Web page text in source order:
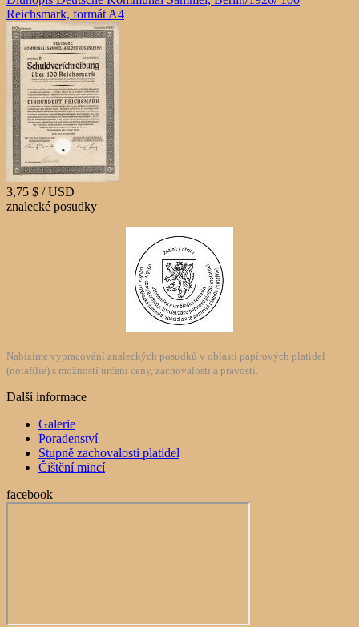
Reichsmark, formát A4
3,75 $ / USD
znalecké posudky
Nabízíme vypracování znaleckých posudků v oblasti papírových platidel
(notafilie) s možností určení ceny, zachovalosti a pravosti.
Další informace
Galerie
Poradenství
Stupně zachovalosti platidel
Čištění mincí
facebook